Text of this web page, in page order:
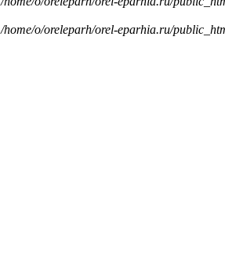
/home/o/oreleparh/orel-eparhia.ru/